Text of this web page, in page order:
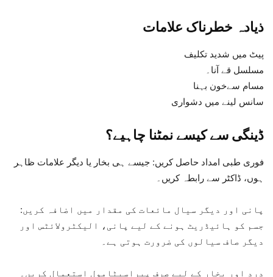
ذیادہ خطرناک علامات
پیٹ میں شدید تکلیف
مسلسل قے آنا۔
مسام سےخون بہنا
سانس لینے میں دشواری
ڈینگی سے کیسے نمٹنا چاہیے؟
فوری طبی امداد حاصل کریں: جیسے ہی بخار یا دیگر علامات ظاہر
ہوں، ڈاکٹر سے رابطہ کریں۔
پانی اور دیگر سیال مائعات کی مقدار میں اضافہ کریں:
جسم کو ہائیڈریٹ ہونے کے لیے پانی، الیکٹرولائٹس اور
دیگر صاف سیالوں کی ضرورت ہوتی ہے۔
درد اور بخار کے لیے صرف پیراسیٹامول استعمال کریں۔